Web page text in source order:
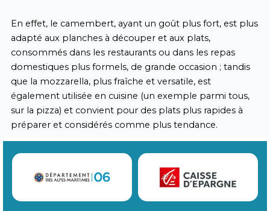
En effet, le camembert, ayant un goût plus fort, est plus
adapté aux planches à découper et aux plats,
consommés dans les restaurants ou dans les repas
domestiques plus formels, de grande occasion ; tandis
que la mozzarella, plus fraîche et versatile, est
également utilisée en cuisine (un exemple parmi tous,
sur la pizza) et convient pour des plats plus rapides à
préparer et considérés comme plus tendance.